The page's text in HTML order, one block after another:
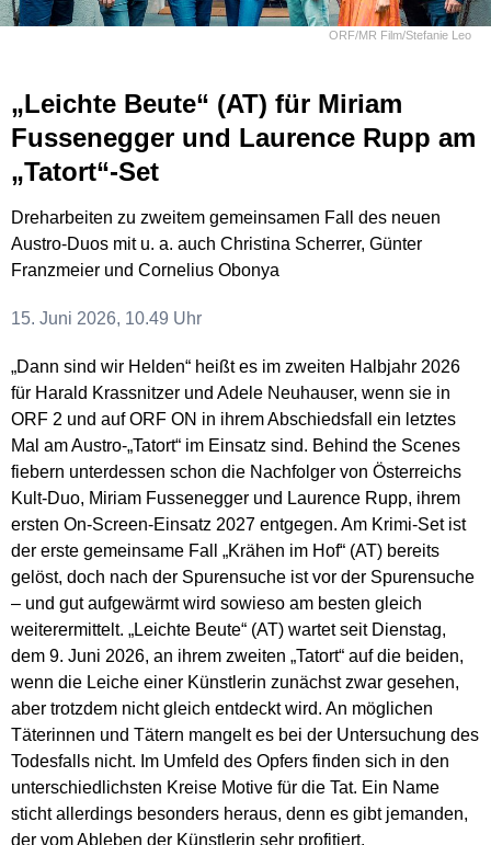
ORF/MR Film/Stefanie Leo
„Leichte Beute“ (AT) für Miriam
Fussenegger und Laurence Rupp am
„Tatort“-Set
Dreharbeiten zu zweitem gemeinsamen Fall des neuen
Austro-Duos mit u. a. auch Christina Scherrer, Günter
Franzmeier und Cornelius Obonya
15. Juni 2026, 10.49 Uhr
„Dann sind wir Helden“ heißt es im zweiten Halbjahr 2026
für Harald Krassnitzer und Adele Neuhauser, wenn sie in
ORF 2 und auf ORF ON in ihrem Abschiedsfall ein letztes
Mal am Austro-„Tatort“ im Einsatz sind. Behind the Scenes
fiebern unterdessen schon die Nachfolger von Österreichs
Kult-Duo, Miriam Fussenegger und Laurence Rupp, ihrem
ersten On-Screen-Einsatz 2027 entgegen. Am Krimi-Set ist
der erste gemeinsame Fall „Krähen im Hof“ (AT) bereits
gelöst, doch nach der Spurensuche ist vor der Spurensuche
– und gut aufgewärmt wird sowieso am besten gleich
weiterermittelt. „Leichte Beute“ (AT) wartet seit Dienstag,
dem 9. Juni 2026, an ihrem zweiten „Tatort“ auf die beiden,
wenn die Leiche einer Künstlerin zunächst zwar gesehen,
aber trotzdem nicht gleich entdeckt wird. An möglichen
Täterinnen und Tätern mangelt es bei der Untersuchung des
Todesfalls nicht. Im Umfeld des Opfers finden sich in den
unterschiedlichsten Kreise Motive für die Tat. Ein Name
sticht allerdings besonders heraus, denn es gibt jemanden,
der vom Ableben der Künstlerin sehr profitiert.